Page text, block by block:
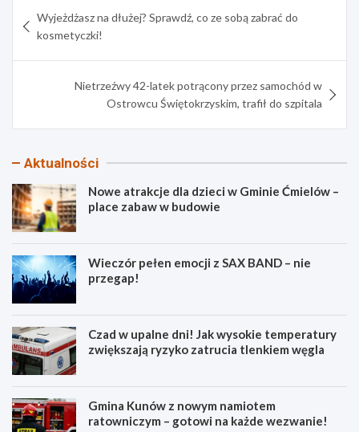
wpisu
Wyjeżdżasz na dłużej? Sprawdź, co ze sobą zabrać do
kosmetyczki!
Nietrzeźwy 42-latek potrącony przez samochód w
Ostrowcu Świętokrzyskim, trafił do szpitala
Aktualności
Nowe atrakcje dla dzieci w Gminie Ćmielów –
place zabaw w budowie
Wieczór pełen emocji z SAX BAND – nie
przegap!
Czad w upalne dni! Jak wysokie temperatury
zwiększają ryzyko zatrucia tlenkiem węgla
Gmina Kunów z nowym namiotem
ratowniczym – gotowi na każde wezwanie!